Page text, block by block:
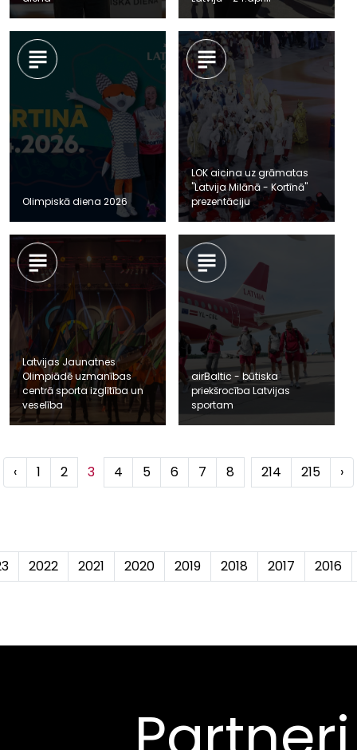
Olimpiskā diena 2026
LOK aicina uz grāmatas
''Latvija Milānā - Kortīnā''
prezentāciju
Latvijas Jaunatnes
Olimpiādē uzmanības
centrā sporta izglītība un
veselība
airBaltic - būtiska
priekšrocība Latvijas
sportam
‹ 1 2 3 4 5 6 7 8 214 215 ›
2022 2021 2020 2019 2018 2017 2016